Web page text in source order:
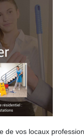
de vos locaux